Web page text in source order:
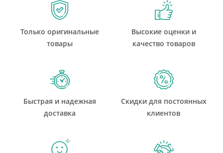
Только оригинальные
товары
Высокие оценки и
качество товаров
Быстрая и надежная
доставка
Скидки для постоянных
клиентов